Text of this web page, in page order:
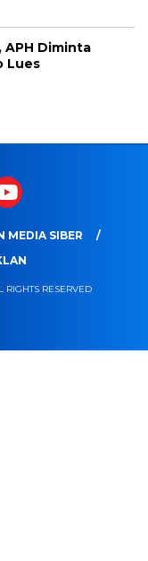
APH Diminta
Lues
MEDIA SIBER
RESERVED